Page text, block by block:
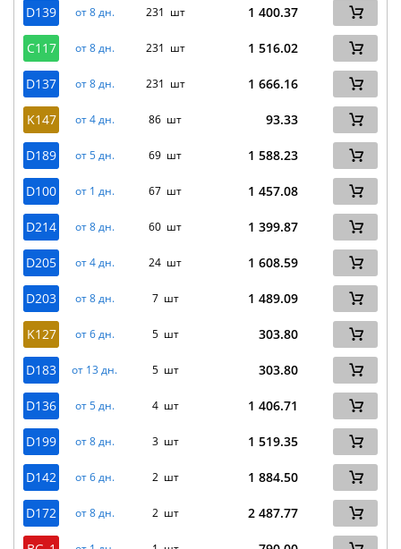
D139 от 8 дн. 231 шт 1 400.37
C117 от 8 дн. 231 шт 1 516.02
D137 от 8 дн. 231 шт 1 666.16
K147 от 4 дн. 86 шт 93.33
D189 от 5 дн. 69 шт 1 588.23
D100 от 1 дн. 67 шт 1 457.08
D214 от 8 дн. 60 шт 1 399.87
D205 от 4 дн. 24 шт 1 608.59
D203 от 8 дн. 7 шт 1 489.09
K127 от 6 дн. 5 шт 303.80
D183 от 13 дн. 5 шт 303.80
D136 от 5 дн. 4 шт 1 406.71
D199 от 8 дн. 3 шт 1 519.35
D142 от 6 дн. 2 шт 1 884.50
D172 от 8 дн. 2 шт 2 487.77